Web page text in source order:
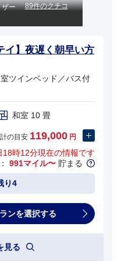
89件のクチコ
イ】夜遅く朝早い方
ツインベッド／バス付
和室 10 畳
の目安 119,000 円
18時12分現在の情報です
991マイル〜 貯まる
り4
見る